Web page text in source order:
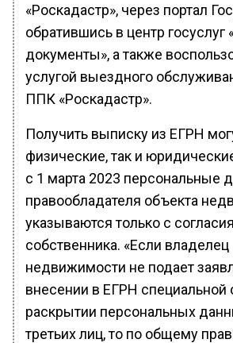
«Роскадастр», через портал
обратившись в центр госуслуг
документы», а также
услугой выездного
ППК «Роскадастр».
Получить выписку из ЕГРН
физические, так и
с 1 марта 2023 персональные
правообладателя объекта
указываются только с согласия
собственника. «Если владелец
недвижимости не подает
внесении в ЕГРН специальной
раскрытии персональных
третьих лиц, то по общему